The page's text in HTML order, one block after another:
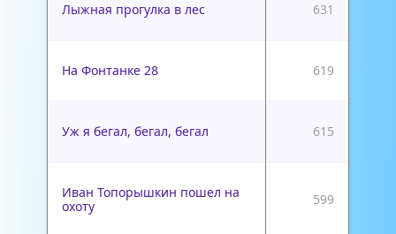
Лыжная прогулка в лес 631
На Фонтанке 28 619
Уж я бегал, бегал, бегал 615
Иван Топорышкин пошел на
охоту
599